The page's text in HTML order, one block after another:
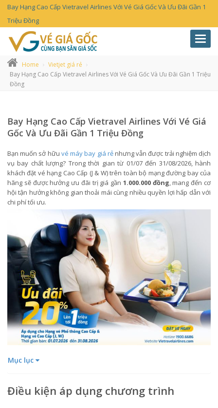
Bay Hạng Cao Cấp Vietravel Airlines Với Vé Giá Gốc Và Ưu Đãi Gần 1
Triệu Đồng
Home
Vietjet giá rẻ
Bay Hạng Cao Cấp Vietravel Airlines Với Vé Giá Gốc Và Ưu Đãi Gần 1 Triệu
Đồng
Bay Hạng Cao Cấp Vietravel Airlines Với Vé Giá
Gốc Và Ưu Đãi Gần 1 Triệu Đồng
Bạn muốn sở hữu vé máy bay giá rẻnhưng vẫn được trải nghiệm dịch
vụ bay chất lượng? Trong thời gian từ 01/07 đến 31/08/2026, hành
khách đặt vé hạng Cao Cấp (J & W) trên toàn bộ mạng đường bay của
hãng sẽ được hưởng ưu đãi trị giá gần 1.000.000 đồng, mang đến cơ
hội tận hưởng không gian thoải mái cùng nhiều quyền lợi hấp dẫn với
chi phí tối ưu.
Mục lục
Điều kiện áp dụng chương trình